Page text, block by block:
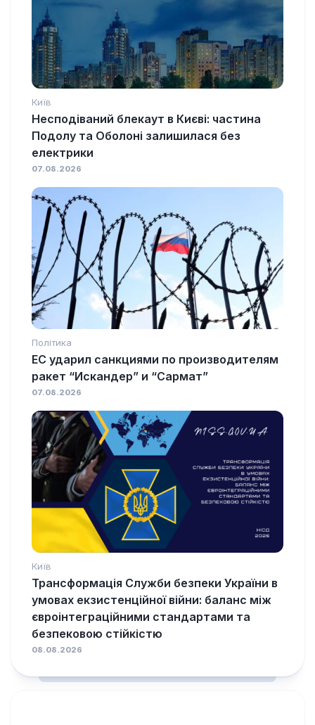
Київ
Несподіваний блекаут в Києві: частина
Подолу та Оболоні залишилася без
електрики
07.08.2026
Політика
ЕС ударил санкциями по производителям
ракет “Искандер” и “Сармат”
07.08.2026
Київ
Трансформація Служби безпеки України в
умовах екзистенційної війни: баланс між
євроінтеграційними стандартами та
безпековою стійкістю
08.08.2026